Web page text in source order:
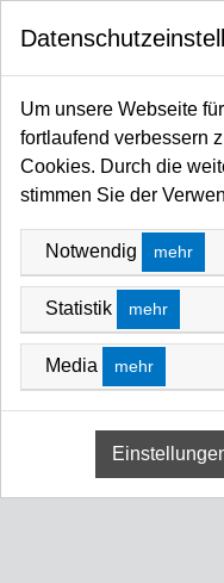
Startseite MANFROTTO SHOP
BABY
FILTERN NACH
Wir konnten keine
finden.
Bitte versuchen Sie
Um unsere Webseite
fortlaufend verbessern
Cookies. Durch die
stimmen Sie der
Notwendig mehr
Statistik mehr
Media mehr